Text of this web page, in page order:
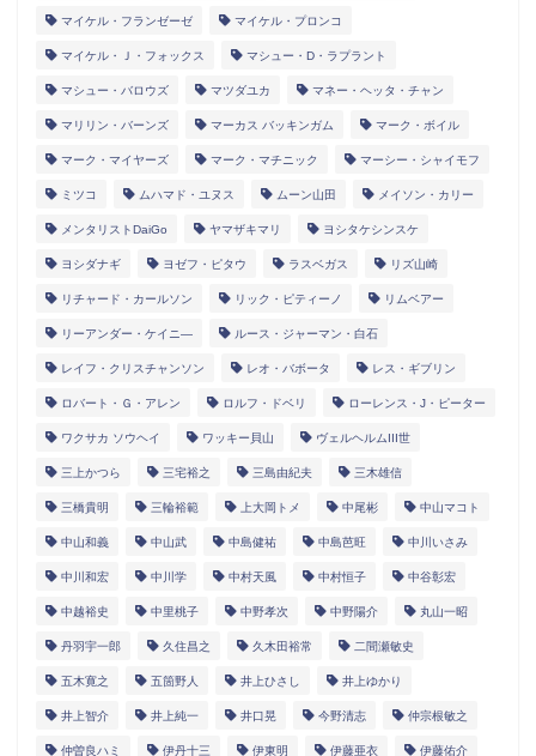
マイケル・フランゼーゼ マイケル・プロンコ
マイケル・Ｊ・フォックス マシュー・D・ラプラント
マシュー・バロウズ マツダユカ マネー・ヘッタ・チャン
マリリン・バーンズ マーカス バッキンガム マーク・ボイル
マーク・マイヤーズ マーク・マチニック マーシー・シャイモフ
ミツコ ムハマド・ユヌス ムーン山田 メイソン・カリー
メンタリストDaiGo ヤマザキマリ ヨシタケシンスケ
ヨシダナギ ヨゼフ・ピタウ ラスベガス リズ山崎
リチャード・カールソン リック・ピティーノ リムベアー
リーアンダー・ケイニ― ルース・ジャーマン・白石
レイフ・クリスチャンソン レオ・バボータ レス・ギブリン
ロバート・Ｇ・アレン ロルフ・ドベリ ローレンス・J・ピーター
ワクサカ ソウヘイ ワッキー貝山 ヴェルヘルムIII世
三上かつら 三宅裕之 三島由紀夫 三木雄信
三橋貴明 三輪裕範 上大岡トメ 中尾彬 中山マコト
中山和義 中山武 中島健祐 中島芭旺 中川いさみ
中川和宏 中川学 中村天風 中村恒子 中谷彰宏
中越裕史 中里桃子 中野孝次 中野陽介 丸山一昭
丹羽宇一郎 久住昌之 久木田裕常 二間瀬敏史
五木寛之 五箇野人 井上ひさし 井上ゆかり
井上智介 井上純一 井口晃 今野清志 仲宗根敏之
仲曽良ハミ 伊丹十三 伊東明 伊藤亜衣 伊藤佑介